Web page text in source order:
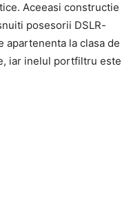
Aceeasi constructie
posesorii DSLR-
apartenenta la clasa de
iar inelul portfiltru este